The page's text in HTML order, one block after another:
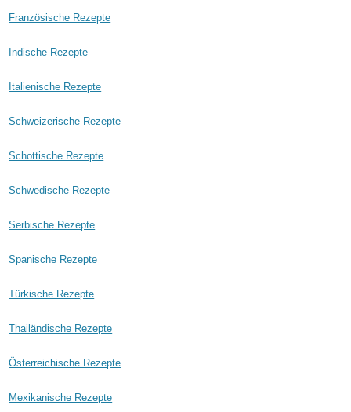
Französische Rezepte
Indische Rezepte
Italienische Rezepte
Schweizerische Rezepte
Schottische Rezepte
Schwedische Rezepte
Serbische Rezepte
Spanische Rezepte
Türkische Rezepte
Thailändische Rezepte
Österreichische Rezepte
Mexikanische Rezepte